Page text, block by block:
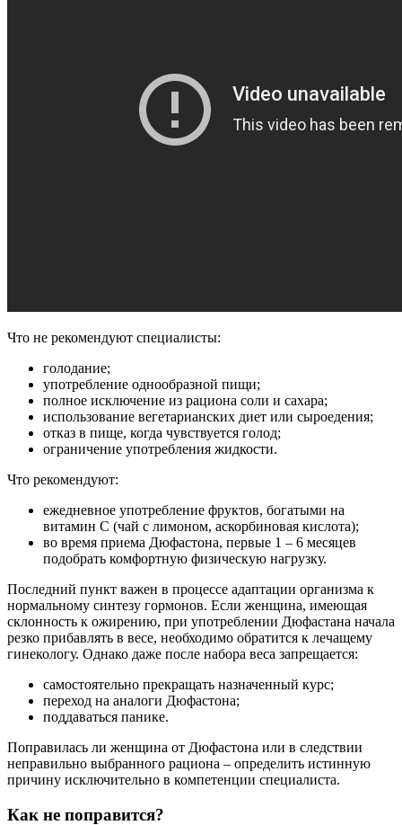
Что не рекомендуют специалисты:
голодание;
употребление однообразной пищи;
полное исключение из рациона соли и сахара;
использование вегетарианских диет или сыроедения;
отказ в пище, когда чувствуется голод;
ограничение употребления жидкости.
Что рекомендуют:
ежедневное употребление фруктов, богатыми на
витамин С (чай с лимоном, аскорбиновая кислота);
во время приема Дюфастона, первые 1 – 6 месяцев
подобрать комфортную физическую нагрузку.
Последний пункт важен в процессе адаптации организма к
нормальному синтезу гормонов. Если женщина, имеющая
склонность к ожирению, при употреблении Дюфастана начала
резко прибавлять в весе, необходимо обратится к лечащему
гинекологу. Однако даже после набора веса запрещается:
самостоятельно прекращать назначенный курс;
переход на аналоги Дюфастона;
поддаваться панике.
Поправилась ли женщина от Дюфастона или в следствии
неправильно выбранного рациона – определить истинную
причину исключительно в компетенции специалиста.
Как не поправится?